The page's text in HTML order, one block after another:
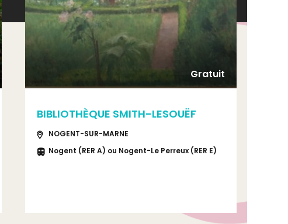
Gratuit
BIBLIOTHÈQUE SMITH-LESOUËF
NOGENT-SUR-MARNE
Nogent (RER A) ou Nogent-Le Perreux (RER E)